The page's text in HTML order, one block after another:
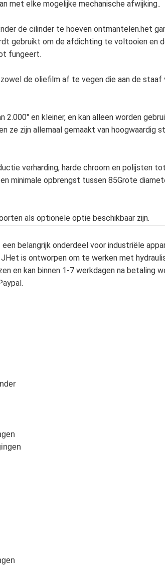
met elke mogelijke mechanische afwijking..
de cilinder te hoeven ontmantelen.het
gebruikt om de afdichting te voltooien en
fungeert.
de oliefilm af te vegen die aan de
2.000" en kleiner, en kan alleen worden
ze zijn allemaal gemaakt van hoogwaardig
verharding, harde chroom en polijsten
minimale opbrengst tussen 85Grote
als optionele optie beschikbaar zijn.
belangrijk onderdeel voor industriële
is ontworpen om te werken met
en kan binnen 1-7 werkdagen na betaling